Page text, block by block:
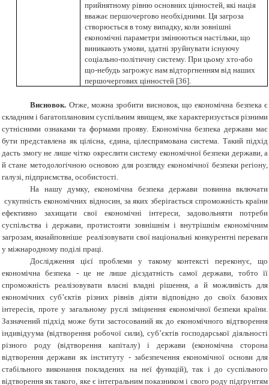
прийнятному рівню основних цінностей, які нація
вважає першочергово необхідними. Ця загроза
створюється в тому випадку, коли зовнішні
економічні параметри змінюються настільки, що
виникають умови, здатні зруйнувати існуючу
соціально-політичну систему. При цьому хто-або
що-небудь загрожує нам відторгненням від наших
першочергових цінностей [36].
Висновок. Отже, можна зробити висновок, що економічна безпека є
складним і багатоплановим суспільним явищем, яке характеризується різними
сутнісними ознаками та формами прояву. Економічна безпека держави має
бути представлена як цілісна, єдина, цілеспрямована система. Такий підхід
дасть змогу не лише чітко окреслити систему економічної безпеки держави, а
й стане методологічною основою для розгляду економічної безпеки регіону,
галузі, підприємства, особистості.
На нашу думку, економічна безпека держави повинна включати
сукупність економічних відносин, за яких зберігається спроможність країни
ефективно захищати свої економічні інтереси, задовольняти потреби
суспільства і держави, протистояти зовнішнім і внутрішнім економічним
загрозам, якнайповніше реалізовувати свої національні конкурентні переваги
у міжнародному поділі праці.
Дослідження цієї проблеми у такому контексті переконує, що
економічна безпека -це не лише дієздатність самої держави, тобто її
спроможність реалізовувати власні владні рішення, а й можливість для
економічних суб’єктів різних рівнів діяти відповідно до своїх базових
інтересів, проте у загальному руслі зміцнення економічної безпеки країни.
Зазначений підхід може бути застосований як до економічного відтворення
індивідуума (відтворення робочої сили), суб’єктів господарської діяльності
різного роду (відтворення капіталу) і держави (економічна сторона
відтворення держави як інституту -забезпечення економічної основи для
стабільного виконання покладених на неї функцій), так і до суспільного
відтворення як такого, яке є інтегральним показником і свого роду підґрунтям